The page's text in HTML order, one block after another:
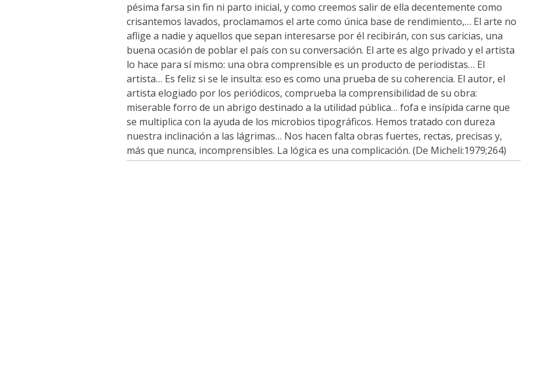
pésima farsa sin fin ni parto inicial, y como creemos salir de ella decentemente como
crisantemos lavados, proclamamos el arte como única base de rendimiento,… El arte no
aflige a nadie y aquellos que sepan interesarse por él recibirán, con sus caricias, una
buena ocasión de poblar el país con su conversación. El arte es algo privado y el artista
lo hace para sí mismo: una obra comprensible es un producto de periodistas… El
artista… Es feliz si se le insulta: eso es como una prueba de su coherencia. El autor, el
artista elogiado por los periódicos, comprueba la comprensibilidad de su obra:
miserable forro de un abrigo destinado a la utilidad pública… fofa e insípida carne que
se multiplica con la ayuda de los microbios tipográficos. Hemos tratado con dureza
nuestra inclinación a las lágrimas… Nos hacen falta obras fuertes, rectas, precisas y,
más que nunca, incomprensibles. La lógica es una complicación. (De Micheli:1979;264)